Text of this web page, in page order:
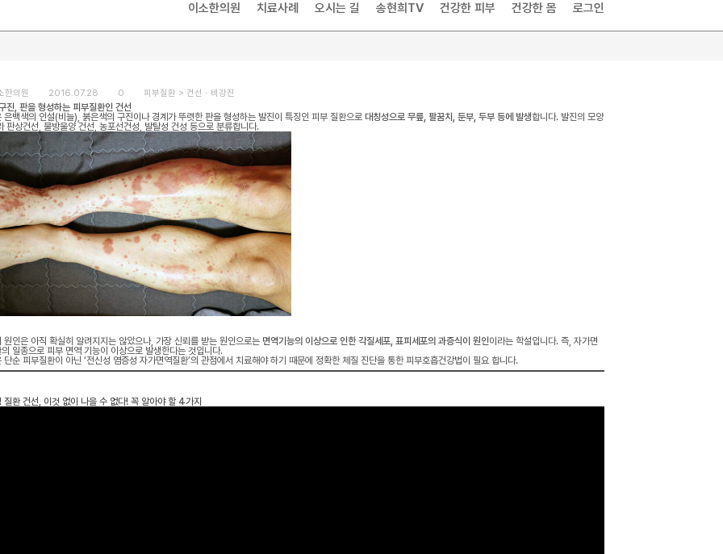
이소한의원 치료사례 오시는 길 송현희TV 건강한 피부 건강한 몸 로그인
한의원 2016.07.28 0 피부질환 > 건선ㆍ비강진
진, 판을 형성하는 피부질환인 건선
은백색의 인설(비늘), 붉은색의 구진이나 경계가 뚜렷한 판을 형성하는 발진이 특징인 피부 질환으로 대칭성으로 무릎, 팔꿈치, 둔부, 두부 등에 발생합니다. 발진의 모양
판상건선, 물방울양 건선, 농포선건성, 발탈성 건성 등으로 분류합니다.
원인은 아직 확실히 알려지지는 않았으나, 가장 신뢰를 받는 원인으로는 면역기능의 이상으로 인한 각질세포, 표피세포의 과증식이 원인이라는 학설입니다. 즉, 자가면
일종으로 피부 면역 기능이 이상으로 발생한다는 것입니다.
단순 피부질환이 아닌 ‘전신성 염증성 자가면역질환’의 관점에서 치료해야 하기 때문에 정확한 체질 진단을 통한 피부호흡건강법이 필요 합니다.
질환 건선, 이것 없이 나을 수 없다! 꼭 알아야 할 4가지